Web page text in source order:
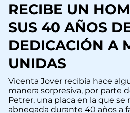
RECIBE UN
SUS 40 AÑOS
DEDICACIÓN A
UNIDAS
Vicenta Jover recibía hace
manera sorpresiva, por parte
Petrer, una placa en la que se
abnegada durante 40 años a